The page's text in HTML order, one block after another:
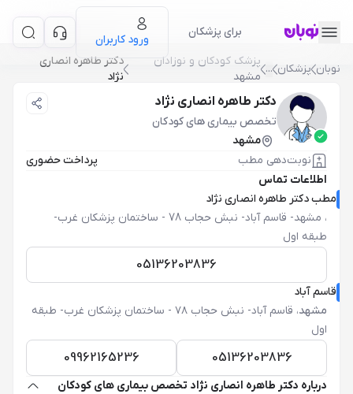
برای پزشکان
ورود کاربران
نوبان پزشکان ...
پزشک کودکان و نوزادان
مشهد
دکتر طاهره انصاری
نژاد
دکتر طاهره انصاری نژاد
تخصص بیماری های کودکان
مشهد
نوبت‌دهی مطب
پرداخت حضوری
اطلاعات تماس
مطب دکتر طاهره انصاری نژاد
،
مشهد- قاسم آباد- نبش حجاب 78 - ساختمان پزشکان غرب-
طبقه اول
05136203836
قاسم آباد
مشهد،
قاسم آباد- نبش حجاب ۷۸ - ساختمان پزشکان غرب- طبقه
اول
05136203836
09962165236
درباره دکتر طاهره انصاری نژاد تخصص بیماری های کودکان